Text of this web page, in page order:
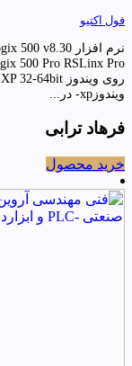
فول اکتیو
ویندوزxp- در...
فرهاد ترابی
خرید محصول